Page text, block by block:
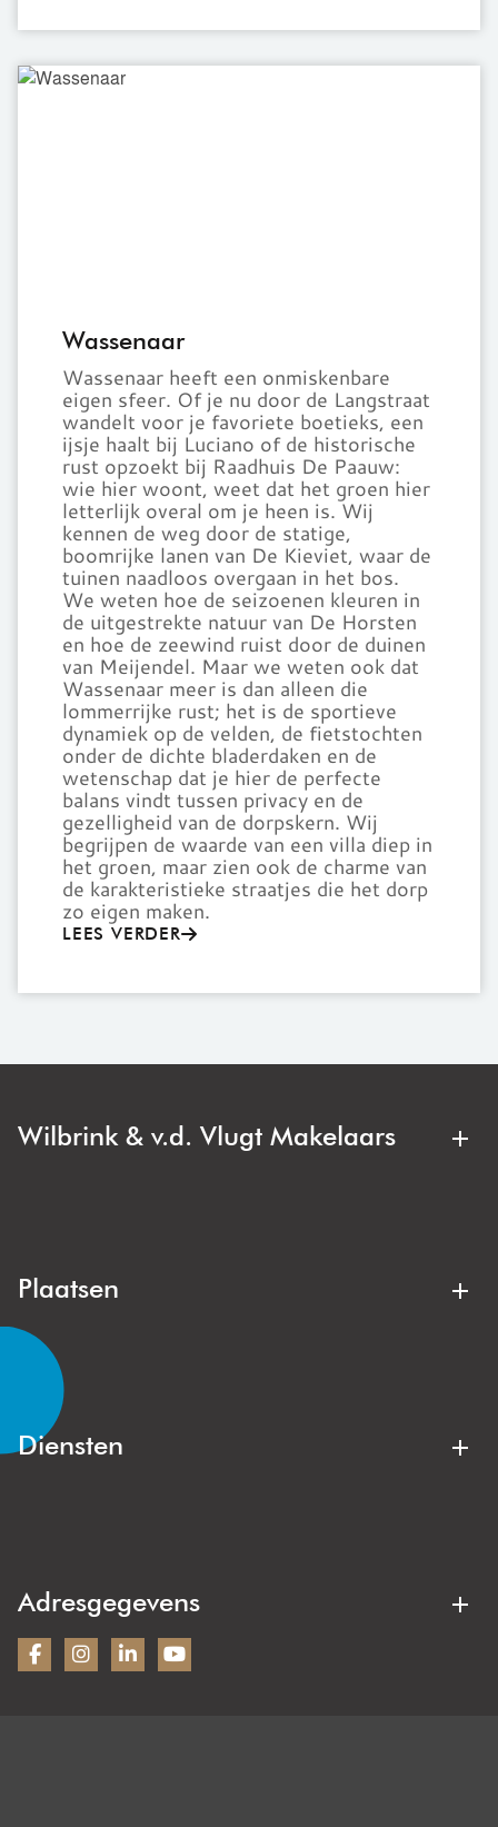
Wassenaar
Wassenaar
Wassenaar heeft een onmiskenbare
eigen sfeer. Of je nu door de Langstraat
wandelt voor je favoriete boetieks, een
ijsje haalt bij Luciano of de historische
rust opzoekt bij Raadhuis De Paauw:
wie hier woont, weet dat het groen hier
letterlijk overal om je heen is. Wij
kennen de weg door de statige,
boomrijke lanen van De Kieviet, waar de
tuinen naadloos overgaan in het bos.
We weten hoe de seizoenen kleuren in
de uitgestrekte natuur van De Horsten
en hoe de zeewind ruist door de duinen
van Meijendel. Maar we weten ook dat
Wassenaar meer is dan alleen die
lommerrijke rust; het is de sportieve
dynamiek op de velden, de fietstochten
onder de dichte bladerdaken en de
wetenschap dat je hier de perfecte
balans vindt tussen privacy en de
gezelligheid van de dorpskern. Wij
begrijpen de waarde van een villa diep in
het groen, maar zien ook de charme van
de karakteristieke straatjes die het dorp
zo eigen maken.
LEES VERDER
Diensten
Nieuwbouw
Plaatsen
Lisse
Noordwijkerhout
Lisserbroek
Wilbrink & v.d. Vlugt Makelaars
Adresgegevens
Bezoekadres:
Wilbrink & v.d. Vlugt Makelaars